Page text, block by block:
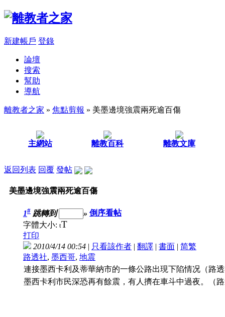
新建帳戶 登錄
論壇
搜索
幫助
導航
離教者之家 » 焦點剪報 » 美墨邊境強震兩死逾百傷
主網站 離教百科 離教文庫
返回列表 回覆 發帖
美墨邊境強震兩死逾百傷
1# 跳轉到 » 倒序看帖
字體大小: tT
打印
2010/4/14 00:54 | 只看該作者 | 翻譯 | 書面 | 简繁
路透社, 墨西哥, 地震
連接墨西卡利及蒂華納市的一條公路出現下陷情况（路
墨西卡利市民深恐再有餘震，有人擠在車斗中過夜。（